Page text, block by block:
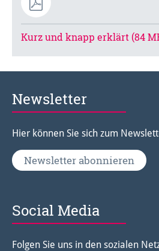
Kurz und knapp erklärt (84
Newsletter
Hier können Sie sich zum
Newsletter abonnieren
Social Media
Folgen Sie uns in den sozialen